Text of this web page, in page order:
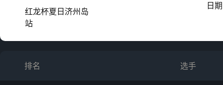
红龙杯夏日济州岛
站
日
排名 选手